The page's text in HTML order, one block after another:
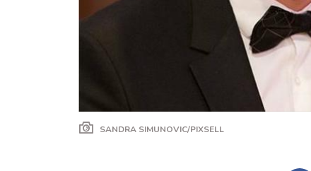
SANDRA SIMUNOVIC/PIXSELL